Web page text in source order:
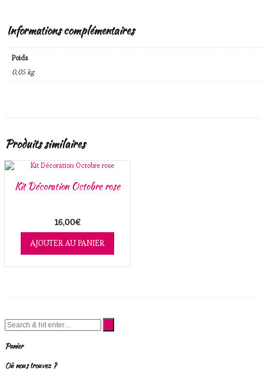
Informations complémentaires
Poids
0,05 kg
Produits similaires
Kit Décoration Octobre rose
16,00€
AJOUTER AU PANIER
Panier
Où nous trouvez ?